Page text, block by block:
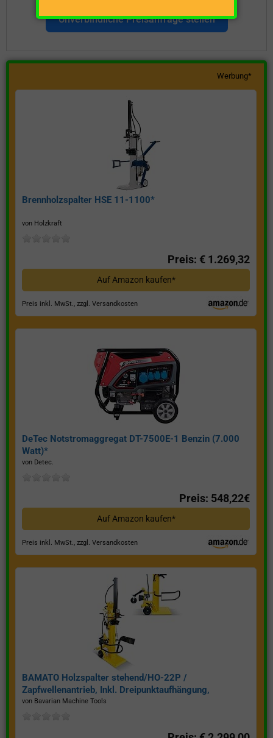
Unverbindliche Preisanfrage stellen
Werbung*
Brennholzspalter HSE 11-1100*
von Holzkraft
Preis: € 1.269,32
Auf Amazon kaufen*
Preis inkl. MwSt., zzgl. Versandkosten
DeTec Notstromaggregat DT-7500E-1 Benzin (7.000
Watt)*
von Detec.
Preis: 548,22€
Auf Amazon kaufen*
Preis inkl. MwSt., zzgl. Versandkosten
BAMATO Holzspalter stehend/HO-22P /
Zapfwellenantrieb, Inkl. Dreipunktaufhängung,
Spaltkraft 22 Tonnen*
von Bavarian Machine Tools